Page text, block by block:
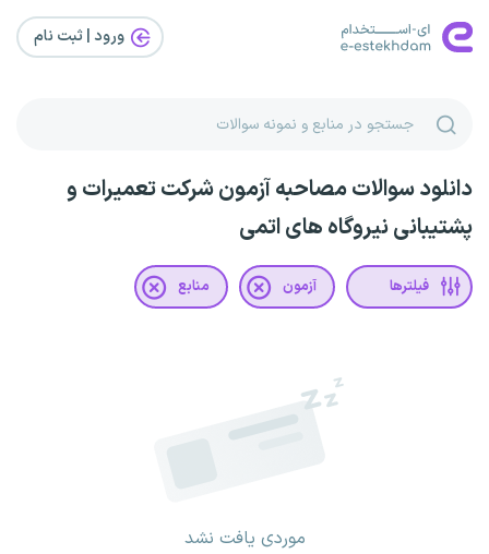
ورود | ثبت‌ نام
دانلود سوالات مصاحبه آزمون شرکت تعمیرات و
پشتیبانی نیروگاه های اتمی
فیلترها آزمون منابع
موردی یافت نشد